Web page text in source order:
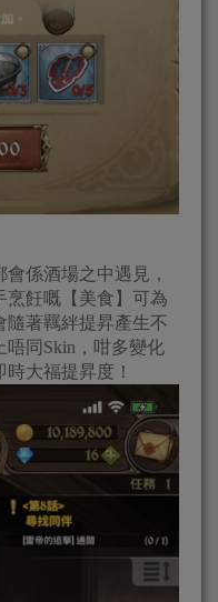
係酒場之中遇見，
烹飪嘅【美食】可為
隨著羈絆提昇產生不
唔同Skin，咁多變化
大福提昇度！